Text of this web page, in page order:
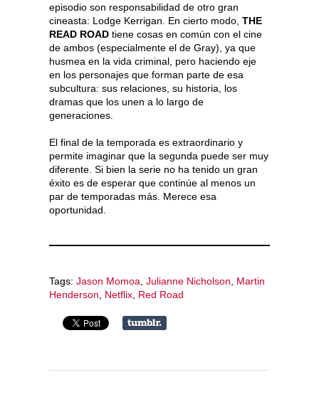
episodio son responsabilidad de otro gran
cineasta: Lodge Kerrigan. En cierto modo, THE
READ ROAD tiene cosas en común con el cine
de ambos (especialmente el de Gray), ya que
husmea en la vida criminal, pero haciendo eje
en los personajes que forman parte de esa
subcultura: sus relaciones, su historia, los
dramas que los unen a lo largo de
generaciones.
El final de la temporada es extraordinario y
permite imaginar que la segunda puede ser muy
diferente. Si bien la serie no ha tenido un gran
éxito es de esperar que continúe al menos un
par de temporadas más. Merece esa
oportunidad.
Tags: Jason Momoa Julianne Nicholson
Martin
Henderson
Netflix Red Road